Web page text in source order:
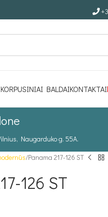
KORPUSINIAI BALDAIKONTAKTAI
Naugarduko g. 55A.
Panama 217-126 ST
126 ST